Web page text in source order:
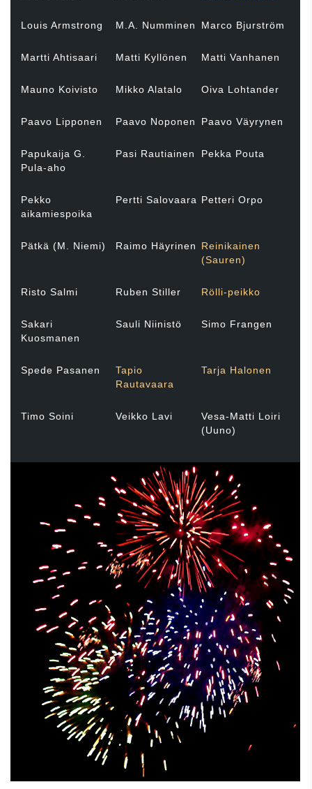
Louis Armstrong M.A. Numminen Marco Bjurström
Martti Ahtisaari Matti Kyllönen Matti Vanhanen
Mauno Koivisto Mikko Alatalo Oiva Lohtander
Paavo Lipponen Paavo Noponen Paavo Väyrynen
Papukaija G.
Pula-aho
Pasi Rautiainen Pekka Pouta
Pekko
aikamiespoika
Pertti Salovaara Petteri Orpo
Pätkä (M. Niemi) Raimo Häyrinen
Reinikainen
(Sauren)
Risto Salmi Ruben Stiller Rölli-peikko
Sakari
Kuosmanen
Sauli Niinistö Simo Frangen
Spede Pasanen
Tapio
Rautavaara
Tarja Halonen
Timo Soini Veikko Lavi
Vesa-Matti Loiri
(Uuno)